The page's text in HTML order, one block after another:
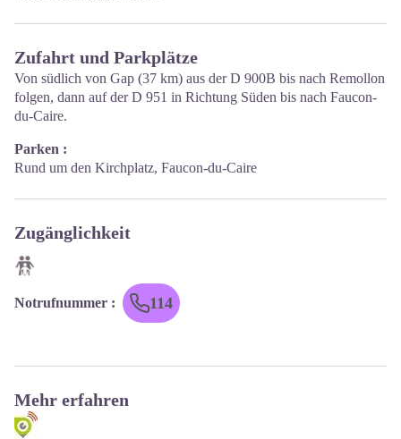
Zufahrt und Parkplätze
Von südlich von Gap (37 km) aus der D 900B bis nach Remollon
folgen, dann auf der D 951 in Richtung Süden bis nach Faucon-
du-Caire.
Parken :
Rund um den Kirchplatz, Faucon-du-Caire
Zugänglichkeit
Notrufnummer : 114
Mehr erfahren